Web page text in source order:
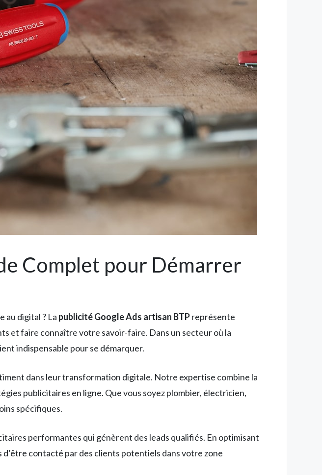
Complet pour Démarrer
au digital ? La publicité Google Ads artisan BTPreprésente
et faire connaître votre savoir-faire. Dans un secteur où la
indispensable pour se démarquer.
dans leur transformation digitale. Notre expertise combine la
publicitaires en ligne. Que vous soyez plombier, électricien,
spécifiques.
performantes qui génèrent des leads qualifiés. En optimisant
contacté par des clients potentiels dans votre zone